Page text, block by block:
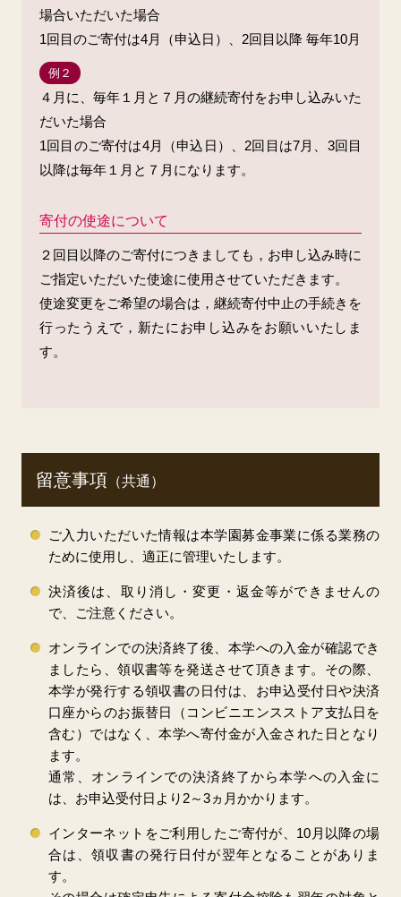
場合いただいた場合
1回目のご寄付は4月（申込日）、2回目以降 毎年10月
例２
４月に、毎年１月と７月の継続寄付をお申し込みいた
だいた場合
1回目のご寄付は4月（申込日）、2回目は7月、3回目
以降は毎年１月と７月になります。
寄付の使途について
２回目以降のご寄付につきましても，お申し込み時に
ご指定いただいた使途に使用させていただきます。
使途変更をご希望の場合は，継続寄付中止の手続きを
行ったうえで，新たにお申し込みをお願いいたしま
す。
留意事項 （共通）
ご入力いただいた情報は本学園募金事業に係る業務の
ために使用し、適正に管理いたします。
決済後は、取り消し・変更・返金等ができませんの
で、ご注意ください。
オンラインでの決済終了後、本学への入金が確認でき
ましたら、領収書等を発送させて頂きます。その際、
本学が発行する領収書の日付は、お申込受付日や決済
口座からのお振替日（コンビニエンスストア支払日を
含む）ではなく、本学へ寄付金が入金された日となり
ます。
通常、オンラインでの決済終了から本学への入金に
は、お申込受付日より2～3ヵ月かかります。
インターネットをご利用したご寄付が、10月以降の場
合は、領収書の発行日付が翌年となることがありま
す。